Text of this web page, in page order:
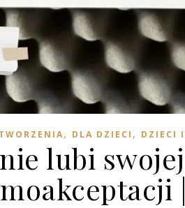
, DLA DZIECI , DZIECI
lubi